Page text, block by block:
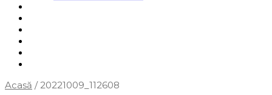
Acasă / 20221009_112608